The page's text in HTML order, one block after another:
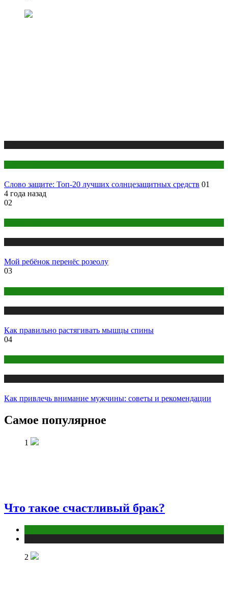
Слово защите: Топ-20 лучших солнцезащитных средств 01
4 года назад
02
Мой ребёнок перенёс розеолу
03
Как правильно растягивать мышцы спины‬‬
04
Как привлечь внимание мужчины: советы и рекомендации
Самое популярное
1
Что такое счастливый брак?
2